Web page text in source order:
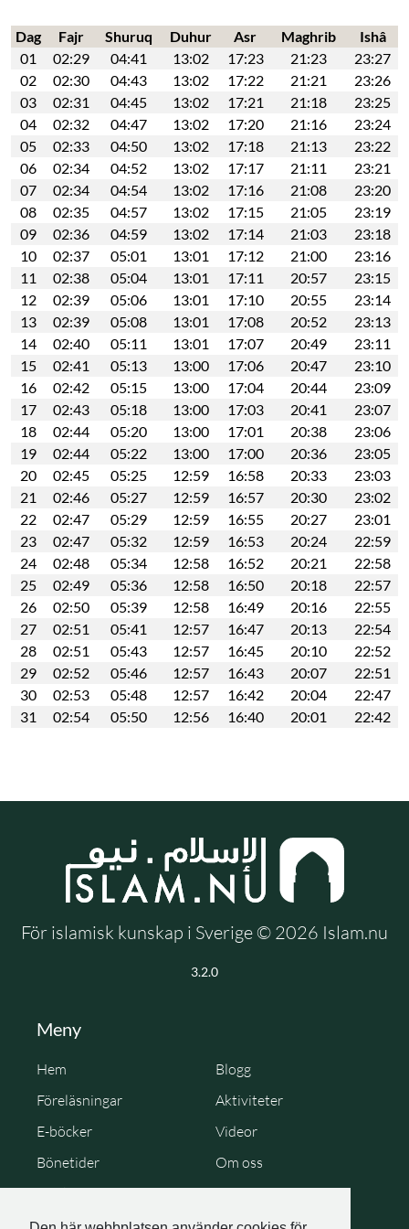
Dag Fajr Shuruq Duhur Asr Maghrib
Ishâ
01
02:29 04:41 13:02 17:23 21:23
23:27
02
02:30 04:43 13:02 17:22 21:21
23:26
03
02:31 04:45 13:02 17:21 21:18
23:25
04
02:32 04:47 13:02 17:20 21:16
23:24
05
02:33 04:50 13:02 17:18 21:13
23:22
06
02:34 04:52 13:02 17:17 21:11
23:21
07
02:34 04:54 13:02 17:16 21:08
23:20
08
02:35 04:57 13:02 17:15 21:05
23:19
09
02:36 04:59 13:02 17:14 21:03
23:18
10
02:37 05:01 13:01 17:12 21:00
23:16
11
02:38 05:04 13:01 17:11 20:57
23:15
12
02:39 05:06 13:01 17:10 20:55
23:14
13
02:39 05:08 13:01 17:08 20:52
23:13
14
02:40 05:11 13:01 17:07 20:49
23:11
15
02:41 05:13 13:00 17:06 20:47
23:10
16
02:42 05:15 13:00 17:04 20:44
23:09
17
02:43 05:18 13:00 17:03 20:41
23:07
18
02:44 05:20 13:00 17:01 20:38
23:06
19
02:44 05:22 13:00 17:00 20:36
23:05
20
02:45 05:25 12:59 16:58 20:33
23:03
21
02:46 05:27 12:59 16:57 20:30
23:02
22
02:47 05:29 12:59 16:55 20:27
23:01
23
02:47 05:32 12:59 16:53 20:24
22:59
24
02:48 05:34 12:58 16:52 20:21
22:58
25
02:49 05:36 12:58 16:50 20:18
22:57
26
02:50 05:39 12:58 16:49 20:16
22:55
27
02:51 05:41 12:57 16:47 20:13
22:54
28
02:51 05:43 12:57 16:45 20:10
22:52
29
02:52 05:46 12:57 16:43 20:07
22:51
30
02:53 05:48 12:57 16:42 20:04
22:47
31
02:54 05:50 12:56 16:40 20:01 22:42
För islamisk kunskap i Sverige © 2026 Islam.nu
3.2.0
Meny
Hem
Blogg
Föreläsningar
Aktiviteter
E-böcker
Videor
Bönetider
Om oss
Cookie Policy
Personuppgiftspolicy